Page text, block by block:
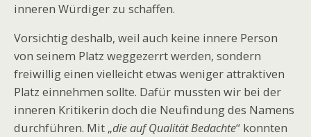
inneren Würdiger zu schaffen.
Vorsichtig deshalb, weil auch keine innere Person
von seinem Platz weggezerrt werden, sondern
freiwillig einen vielleicht etwas weniger attraktiven
Platz einnehmen sollte. Dafür mussten wir bei der
inneren Kritikerin doch die Neufindung des Namens
durchführen. Mit „die auf Qualität Bedachte“ konnten